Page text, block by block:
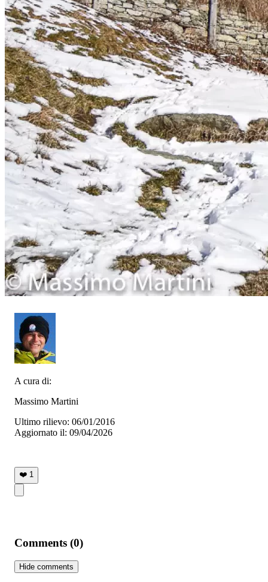
A cura di:
Massimo Martini
Ultimo rilievo: 06/01/2016
Aggiornato il: 09/04/2026
❤️ 1
Comments (0)
Hide comments